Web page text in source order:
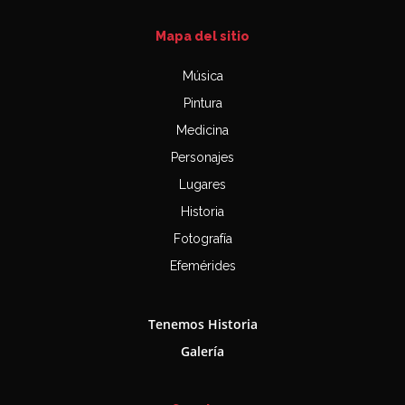
Mapa del sitio
Música
Pintura
Medicina
Personajes
Lugares
Historia
Fotografía
Efemérides
Tenemos Historia
Galería